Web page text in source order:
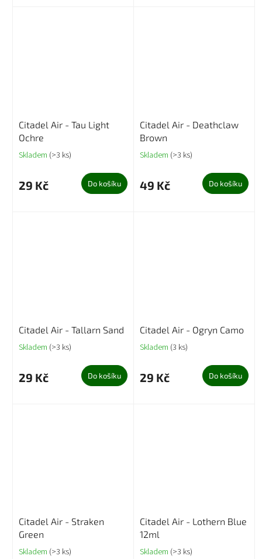
Citadel Air - Tau Light
Ochre
Skladem (>3 ks)
29 Kč Do košíku
Citadel Air - Deathclaw
Brown
Skladem (>3 ks)
49 Kč Do košíku
Citadel Air - Tallarn Sand
Skladem (>3 ks)
29 Kč Do košíku
Citadel Air - Ogryn Camo
Skladem (3 ks)
29 Kč Do košíku
Citadel Air - Straken
Green
Skladem (>3 ks)
Citadel Air - Lothern Blue
12ml
Skladem (>3 ks)